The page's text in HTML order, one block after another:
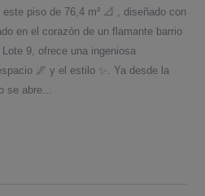
piso de 76,4 m² 📐 , diseñado con
en el corazón de un flamante barrio
9, ofrece una ingeniosa
🌌 y el estilo ✨. Ya desde la
se abre...